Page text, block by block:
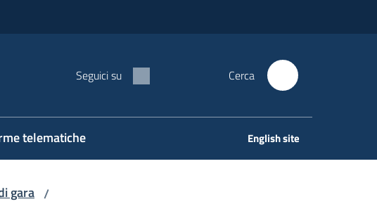
Seguici su Cerca
telematiche English site
gara /